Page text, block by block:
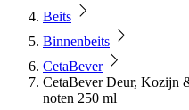
Beits
Binnenbeits
CetaBever
CetaBever Deur, Kozijn
noten 250 ml